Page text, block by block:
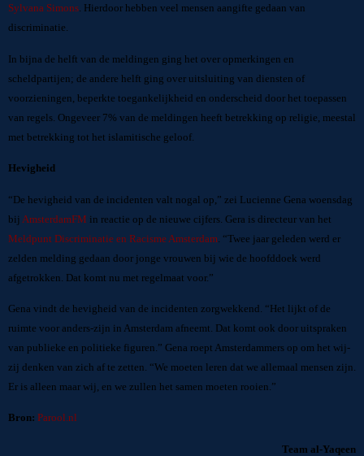
Sylvana Simons. Hierdoor hebben veel mensen aangifte gedaan van
discriminatie.
In bijna de helft van de meldingen ging het over opmerkingen en
scheldpartijen; de andere helft ging over uitsluiting van diensten of
voorzieningen, beperkte toegankelijkheid en onderscheid door het toepassen
van regels. Ongeveer 7% van de meldingen heeft betrekking op religie, meestal
met betrekking tot het islamitische geloof.
Hevigheid
“De hevigheid van de incidenten valt nogal op,” zei Lucienne Gena woensdag
bij AmsterdamFM in reactie op de nieuwe cijfers. Gera is directeur van het
Meldpunt Discriminatie en Racisme Amsterdam . “Twee jaar geleden werd er
zelden melding gedaan door jonge vrouwen bij wie de hoofddoek werd
afgetrokken. Dat komt nu met regelmaat voor.”
Gena vindt de hevigheid van de incidenten zorgwekkend. “Het lijkt of de
ruimte voor anders-zijn in Amsterdam afneemt. Dat komt ook door uitspraken
van publieke en politieke figuren.” Gena roept Amsterdammers op om het wij-
zij denken van zich af te zetten. “We moeten leren dat we allemaal mensen zijn.
Er is alleen maar wij, en we zullen het samen moeten rooien.”
Bron: Parool.nl
Team al-Yaqeen